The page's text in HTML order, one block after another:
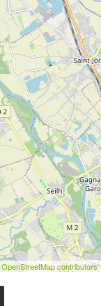
OpenStreetMap contributors